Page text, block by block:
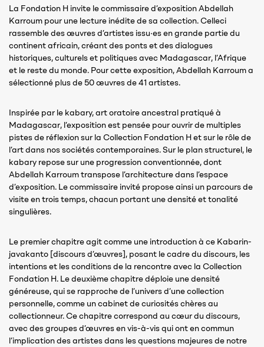
La Fondation H invite le commissaire d’exposition Abdellah
Karroum pour une lecture inédite de sa collection. Celleci
rassemble des œuvres d’artistes issu·es en grande partie du
continent africain, créant des ponts et des dialogues
historiques, culturels et politiques avec Madagascar, l’Afrique
et le reste du monde. Pour cette exposition, Abdellah Karroum a
sélectionné plus de 50 œuvres de 41 artistes.
Inspirée par le kabary, art oratoire ancestral pratiqué à
Madagascar, l’exposition est pensée pour ouvrir de multiples
pistes de réflexion sur la Collection Fondation H et sur le rôle de
l’art dans nos sociétés contemporaines. Sur le plan structurel, le
kabary repose sur une progression conventionnée, dont
Abdellah Karroum transpose l’architecture dans l’espace
d’exposition. Le commissaire invité propose ainsi un parcours de
visite en trois temps, chacun portant une densité et tonalité
singulières.
Le premier chapitre agit comme une introduction à ce Kabarin-
javakanto [discours d’œuvres], posant le cadre du discours, les
intentions et les conditions de la rencontre avec la Collection
Fondation H. Le deuxième chapitre déploie une densité
généreuse, qui se rapproche de l’univers d’une collection
personnelle, comme un cabinet de curiosités chères au
collectionneur. Ce chapitre correspond au cœur du discours,
avec des groupes d’œuvres en vis-à-vis qui ont en commun
l’implication des artistes dans les questions majeures de notre